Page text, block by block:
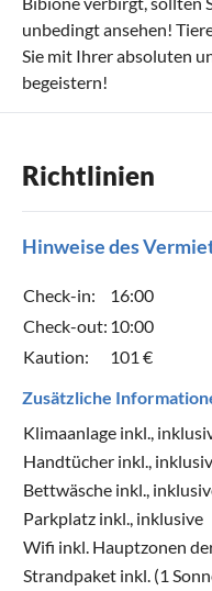
unbedingt ansehen!
Sie mit Ihrer absoluten
begeistern!
Richtlinien
Hinweise des
Check-in:
16:00
Check-out: 10:00
Kaution:
101 €
Zusätzliche
Klimaanlage inkl.,
Handtücher inkl.,
Bettwäsche inkl.,
Parkplatz inkl., inklusive
Wifi inkl. Hauptzonen
Strandpaket inkl. (1